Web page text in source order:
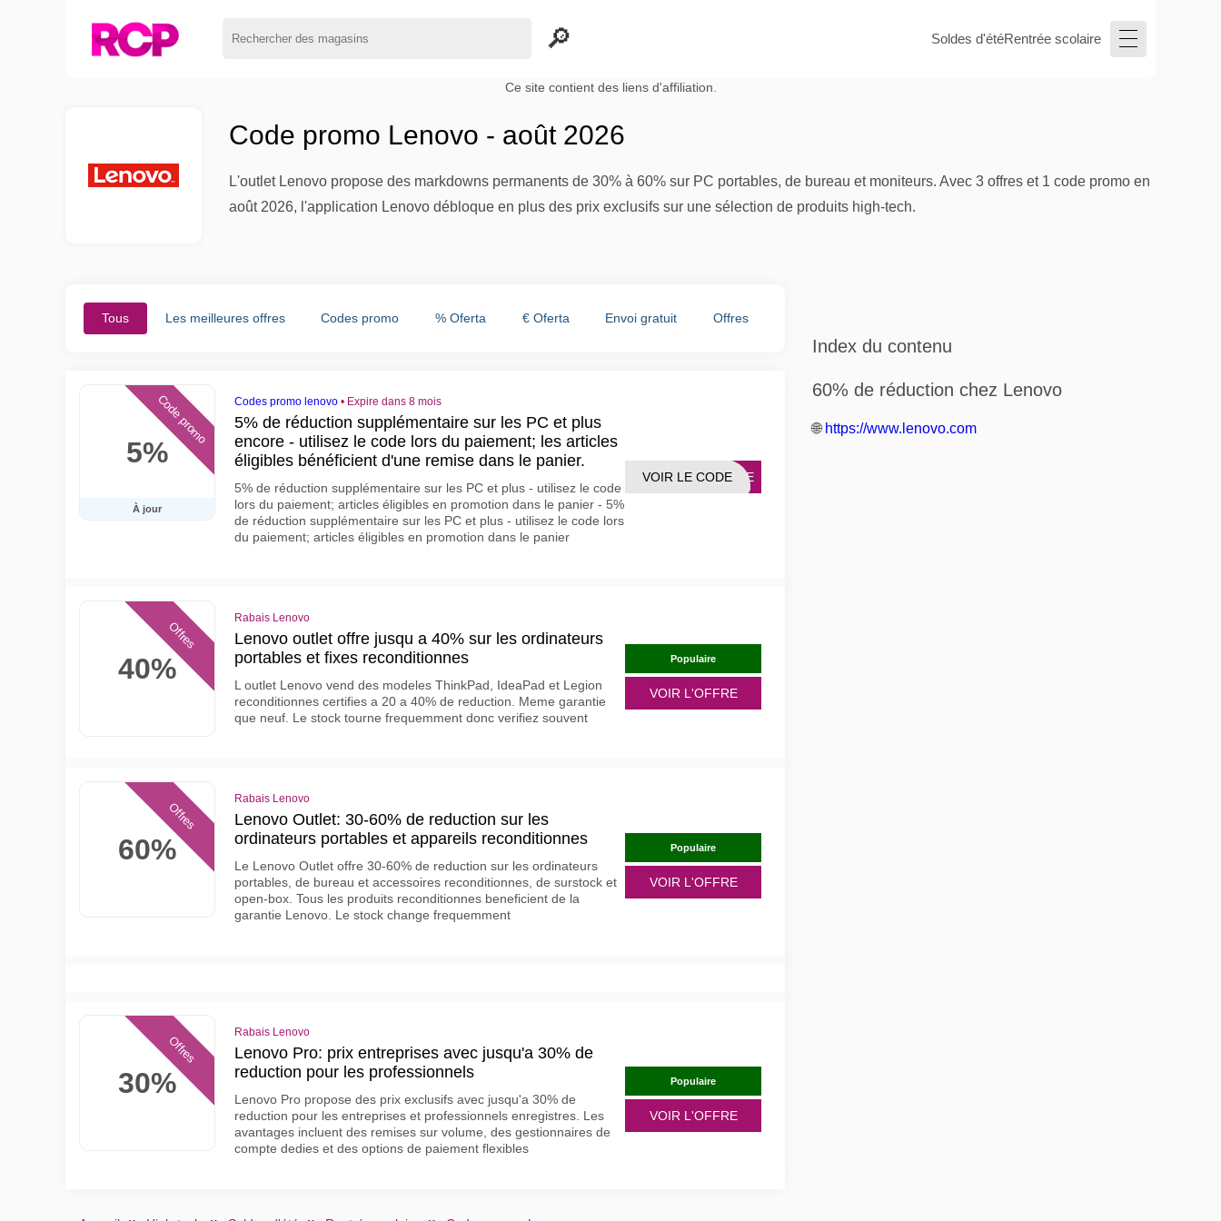
Soldes d'étéRentrée scolaire
Ce site contient des liens d'affiliation.
Code promo Lenovo - août 2026
L'outlet Lenovo propose des markdowns permanents de 30% à 60% sur PC portables, de bureau et moniteurs. Avec 3 offres et 1 code promo en
août 2026, l'application Lenovo débloque en plus des prix exclusifs sur une sélection de produits high-tech.
Tous Les meilleures offres Codes promo % Oferta € Oferta Envoi gratuit Offres
5%
À jour
Code promo Codes promo lenovo • Expire dans 8 mois
5% de réduction supplémentaire sur les PC et plus
encore - utilisez le code lors du paiement; les articles
éligibles bénéficient d'une remise dans le panier.
5% de réduction supplémentaire sur les PC et plus - utilisez le code
lors du paiement; articles éligibles en promotion dans le panier - 5%
de réduction supplémentaire sur les PC et plus - utilisez le code lors
du paiement; articles éligibles en promotion dans le panier
FIVE
VOIR LE CODE
40%
Offres
Rabais Lenovo
Lenovo outlet offre jusqu a 40% sur les ordinateurs
portables et fixes reconditionnes
L outlet Lenovo vend des modeles ThinkPad, IdeaPad et Legion
reconditionnes certifies a 20 a 40% de reduction. Meme garantie
que neuf. Le stock tourne frequemment donc verifiez souvent
Populaire
VOIR L'OFFRE
60%
Offres
Rabais Lenovo
Lenovo Outlet: 30-60% de reduction sur les
ordinateurs portables et appareils reconditionnes
Le Lenovo Outlet offre 30-60% de reduction sur les ordinateurs
portables, de bureau et accessoires reconditionnes, de surstock et
open-box. Tous les produits reconditionnes beneficient de la
garantie Lenovo. Le stock change frequemment
Populaire
VOIR L'OFFRE
30%
Offres
Rabais Lenovo
Lenovo Pro: prix entreprises avec jusqu'a 30% de
reduction pour les professionnels
Lenovo Pro propose des prix exclusifs avec jusqu'a 30% de
reduction pour les entreprises et professionnels enregistres. Les
avantages incluent des remises sur volume, des gestionnaires de
compte dedies et des options de paiement flexibles
Populaire
VOIR L'OFFRE
Index du contenu
60% de réduction chez Lenovo
🌐 https://www.lenovo.com